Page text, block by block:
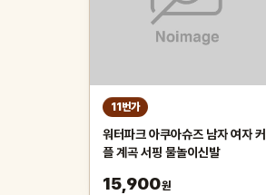
11번가
워터파크 아쿠아슈즈 남자 여자 커
플 계곡 서핑 물놀이신발
15,900원